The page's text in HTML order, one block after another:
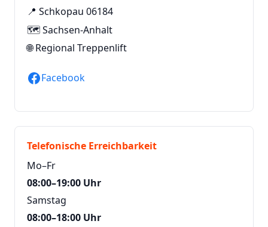
📍 Schkopau 06184
🗺️ Sachsen-Anhalt
🌐Regional Treppenlift
Facebook
Telefonische Erreichbarkeit
Mo–Fr
08:00–19:00 Uhr
Samstag
08:00–18:00 Uhr